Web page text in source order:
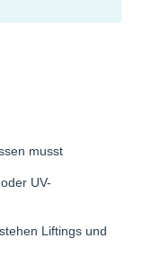
musst
UV-
Liftings und